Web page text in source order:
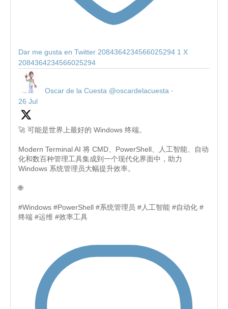
Dar me gusta en Twitter 2084364234566025294 1 X
2084364234566025294
Oscar de la Cuesta @oscardelacuesta ·
26 Jul
🚀 可能是世界上最好的 Windows 终端。
Modern Terminal AI 将 CMD、PowerShell、人工智能、自动
化和数百种管理工具集成到一个现代化界面中，助力
Windows 系统管理员大幅提升效率。
🌐
#Windows #PowerShell #系统管理员 #人工智能 #自动化 #
终端 #运维 #效率工具